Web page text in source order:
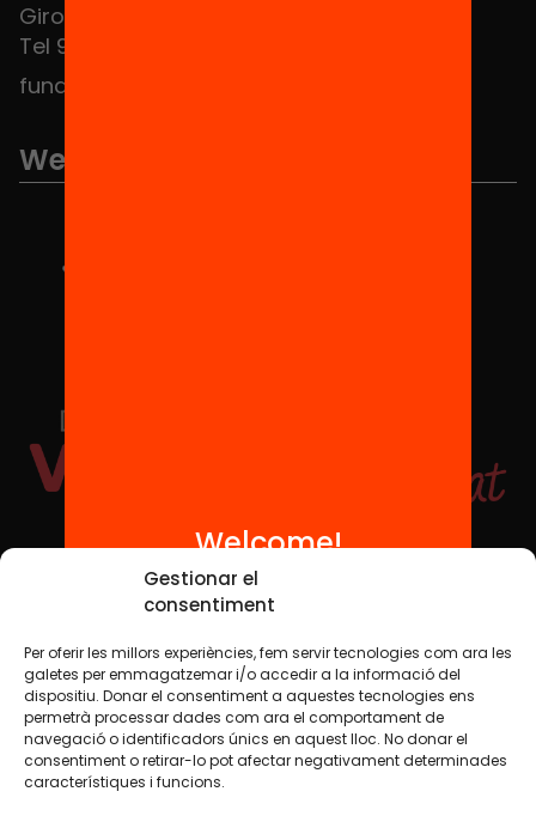
Gestionar el
consentiment
Per oferir les millors experiències, fem servir tecnologies com ara les
galetes per emmagatzemar i/o accedir a la informació del
dispositiu. Donar el consentiment a aquestes tecnologies ens
permetrà processar dades com ara el comportament de
navegació o identificadors únics en aquest lloc. No donar el
consentiment o retirar-lo pot afectar negativament determinades
característiques i funcions.
Girona 34, interior 08010 Barcelona
Tel 934 588 700
fundacio@equitat.org
We are part of...
Social Media
TW YTB IG FB IN
Legal NoticeCookie Policy
Welcome!